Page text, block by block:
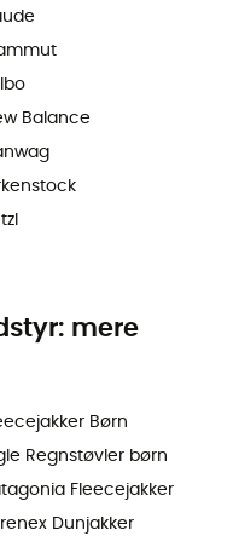
Balance
mere
Børn
Regnstøvler børn
Fleecejakker
Dunjakker